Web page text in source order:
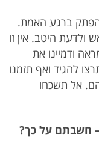
הפתק ברגע האמת.
ולדעת היטב. אין זו
ודמיינו את
להגיד ואף תזמנו
אל תשכחו
חשבתם על כך?